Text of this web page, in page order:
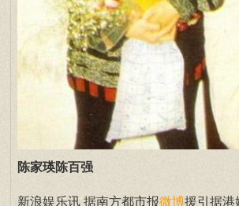
陈家瑛陈百强
新浪娱乐讯 据南方都市报微博援引据港